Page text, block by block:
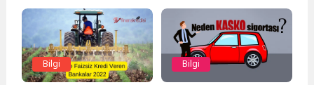
Bilgi Bilgi